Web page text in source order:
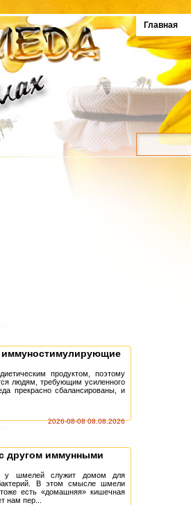
Главная
про­дуктом, поэтому
людям, требующим усиленного
прекрасно сбалансиро­ваны, и
2026-08-08 08.08.2026
другом иммунными
у шмелей служит домом для
В этом смысле шмели
есть «домашняя» кишечная
нам пер...